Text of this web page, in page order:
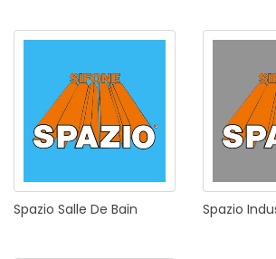
Spazio Salle De Bain Spazio